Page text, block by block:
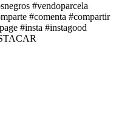
#vendoparcela
#comenta #compartir
#insta #instagood